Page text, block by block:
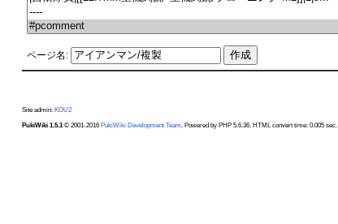
ページ名:
Site admin: KOU2
PukiWiki 1.5.1© 2001-2016 PukiWiki Development Team. Powered by PHP 5.6.36. HTML convert time: 0.005 sec.